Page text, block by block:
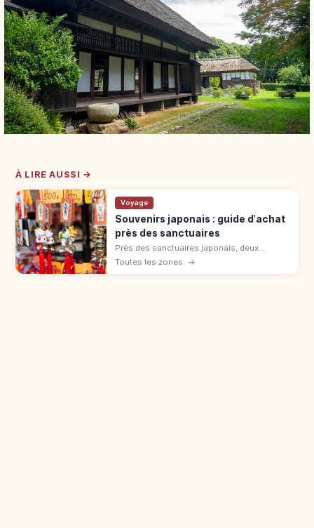
À LIRE AUSSI →
Voyage
Souvenirs japonais : guide d'achat
près des sanctuaires
Près des sanctuaires japonais, deux
catégories : juyohin sacrés (omamori,
Toutes les zones →